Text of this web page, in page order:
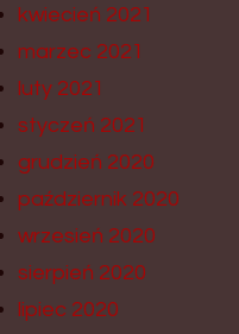
kwiecień 2021
marzec 2021
luty 2021
styczeń 2021
grudzień 2020
październik 2020
wrzesień 2020
sierpień 2020
lipiec 2020